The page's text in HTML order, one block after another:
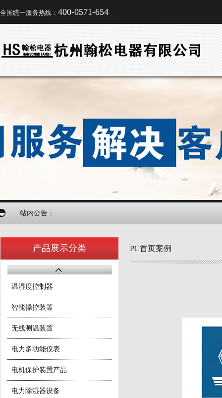
全国统一服务热线： 400-0571-654
站内公告：
产品展示分类
温湿度控制器
智能操控装置
无线测温装置
电力多功能仪表
电机保护装置产品
电力除湿器设备
PC首页案例